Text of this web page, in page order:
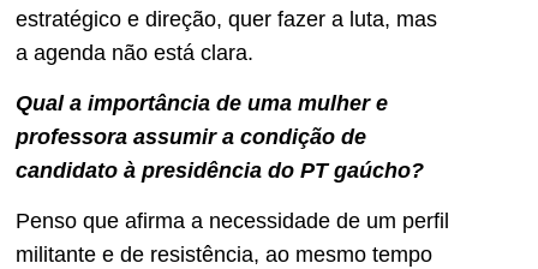
estratégico e direção, quer fazer a luta, mas
a agenda não está clara.
Qual a importância de uma mulher e
professora assumir a condição de
candidato à presidência do PT gaúcho?
Penso que afirma a necessidade de um perfil
militante e de resistência, ao mesmo tempo